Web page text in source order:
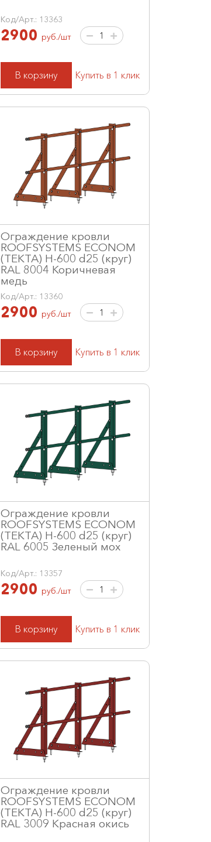
Код/Арт.: 13363
2900 руб./шт
В корзину Купить в 1 клик
Ограждение кровли
ROOFSYSTEMS ECONOM
(ТЕКТА) H-600 d25 (круг)
RAL 8004 Коричневая
медь
Код/Арт.: 13360
2900 руб./шт
В корзину Купить в 1 клик
Ограждение кровли
ROOFSYSTEMS ECONOM
(ТЕКТА) H-600 d25 (круг)
RAL 6005 Зеленый мох
Код/Арт.: 13357
2900 руб./шт
В корзину Купить в 1 клик
Ограждение кровли
ROOFSYSTEMS ECONOM
(ТЕКТА) H-600 d25 (круг)
RAL 3009 Красная окись